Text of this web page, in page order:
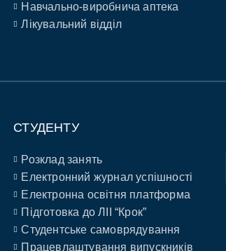
Навчально-виробнича аптека
Лікувальний відділ
СТУДЕНТУ
Розклад занять
Електронний журнал успішності
Електронна освітня платформа
Підготовка до ЛІІ “Крок”
Студентське самоврядування
Працевлаштування випускників